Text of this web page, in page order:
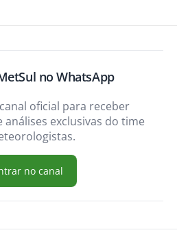
no WhatsApp
oficial para receber
análises exclusivas do time
no canal